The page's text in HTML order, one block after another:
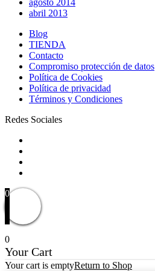
abril 2013
Blog
TIENDA
Contacto
Compromiso protección de datos
Política de Cookies
Política de privacidad
Términos y Condiciones
Redes Sociales
0
0
Your Cart
Your cart is emptyReturn to Shop